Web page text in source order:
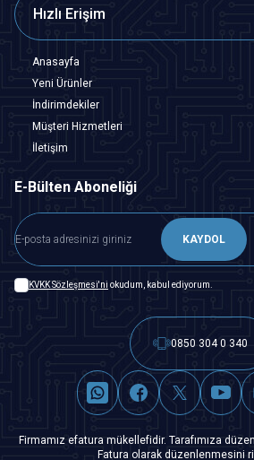
Hızlı Erişim
Anasayfa
Yeni Ürünler
İndirimdekiler
Müşteri Hizmetleri
İletişim
E-Bülten Aboneliği
KAYDOL
KVKK Sözleşmesi'ni okudum, kabul ediyorum.
0850 304 0 340
Firmamız efatura mükellefidir. Tarafımıza
Fatura olarak düzenlenmesini